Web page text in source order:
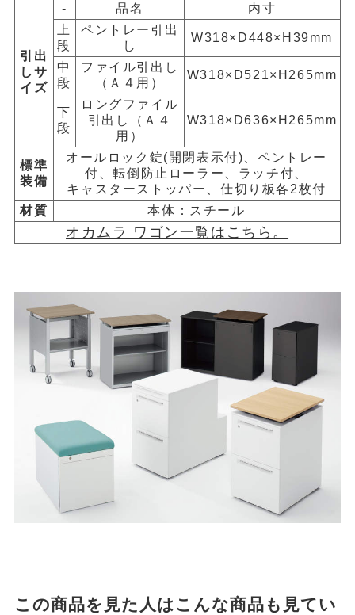
引出
しサ
イズ
- 品名
内寸
上
段
ペントレー引出
し
W318×D448×H39mm
中
段
ファイル引出し
（Ａ４用）
W318×D521×H265mm
下
段
ロングファイル
引出し（Ａ４
用）
W318×D636×H265mm
標準
装備
オールロック錠(開閉表示付)、ペントレー
付、転倒防止ローラー、ラッチ付、
キャスターストッパー、仕切り板各2枚付
材質
本体：スチール
オカムラ ワゴン一覧はこちら。
この商品を見た人はこんな商品も見てい